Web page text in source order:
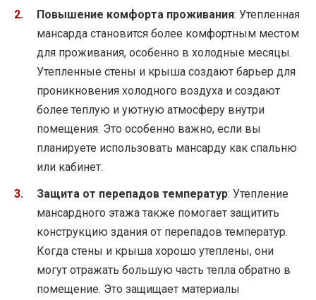
Повышение комфорта проживания: Утепленная
мансарда становится более комфортным местом
для проживания, особенно в холодные месяцы.
Утепленные стены и крыша создают барьер для
проникновения холодного воздуха и создают
более теплую и уютную атмосферу внутри
помещения. Это особенно важно, если вы
планируете использовать мансарду как спальню
или кабинет.
Защита от перепадов температур: Утепление
мансардного этажа также помогает защитить
конструкцию здания от перепадов температур.
Когда стены и крыша хорошо утеплены, они
могут отражать большую часть тепла обратно в
помещение. Это защищает материалы